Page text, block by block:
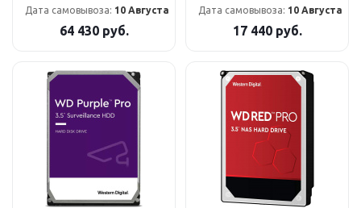
Дата самовывоза: 10 Августа
64 430руб.
Дата самовывоза: 10 Августа
17 440руб.